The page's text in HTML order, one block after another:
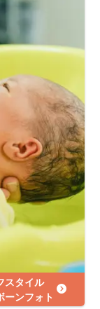
スタイル
ーンフォト